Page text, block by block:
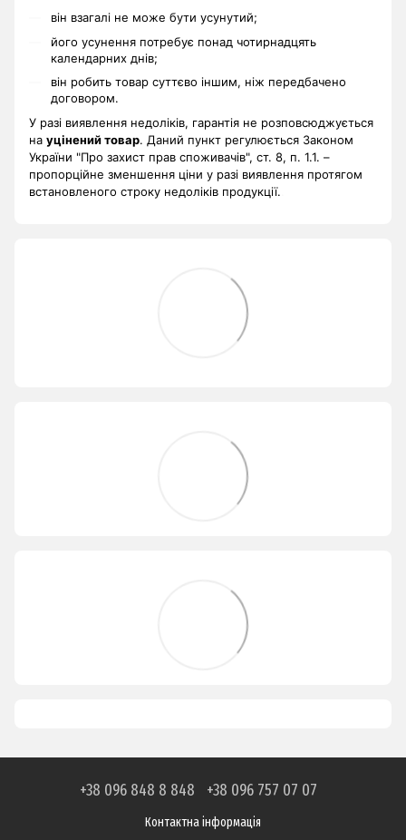
він взагалі не може бути усунутий;
його усунення потребує понад чотирнадцять
календарних днів;
він робить товар суттєво іншим, ніж передбачено
договором.
У разі виявлення недоліків, гарантія не розповсюджується
на уцінений товар. Даний пункт регулюється Законом
України "Про захист прав споживачів", ст. 8, п. 1.1. –
пропорційне зменшення ціни у разі виявлення протягом
встановленого строку недоліків продукції.
+38 096 848 8 848 +38 096 757 07 07
Контактна інформація